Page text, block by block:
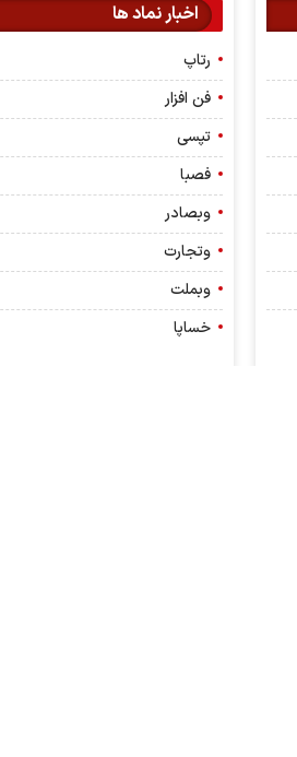
اخبار نماد ها
رتاپ
فن افزار
تپسی
فصبا
وبصادر
وتجارت
وبملت
خساپا